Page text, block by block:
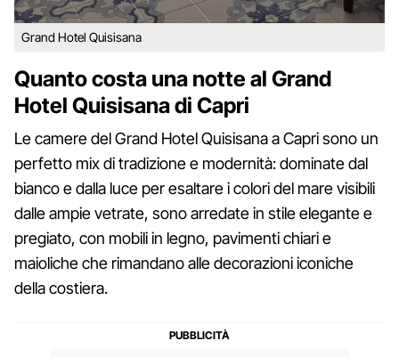
Grand Hotel Quisisana
Quanto costa una notte al Grand
Hotel Quisisana di Capri
Le camere del Grand Hotel Quisisana a Capri sono un
perfetto mix di tradizione e modernità: dominate dal
bianco e dalla luce per esaltare i colori del mare visibili
dalle ampie vetrate, sono arredate in stile elegante e
pregiato, con mobili in legno, pavimenti chiari e
maioliche che rimandano alle decorazioni iconiche
della costiera.